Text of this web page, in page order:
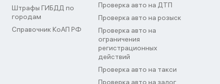
Штрафы ГИБДД по
городам
Справочник КоАП РФ
Проверка авто на ДТП
Проверка авто на розыск
Проверка авто на
ограничения
регистрационных
действий
Проверка авто на такси
Проверка авто на залог